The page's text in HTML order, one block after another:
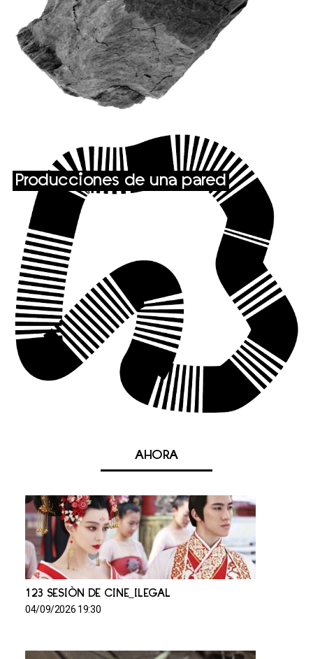
Producciones de una pared
AHORA
123 SESIÓN DE CINE_ILEGAL
04/09/2026 19:30